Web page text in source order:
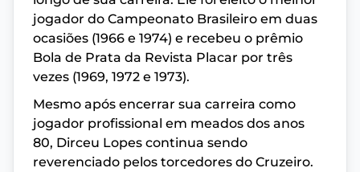
jogador do Campeonato Brasileiro em duas
ocasiões (1966 e 1974) e recebeu o prêmio
Bola de Prata da Revista Placar por três
vezes (1969, 1972 e 1973).
Mesmo após encerrar sua carreira como
jogador profissional em meados dos anos
80, Dirceu Lopes continua sendo
reverenciado pelos torcedores do Cruzeiro.